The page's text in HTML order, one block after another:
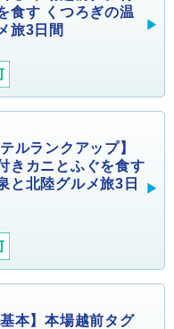
食す くつろぎの温
旅3日間
ルランクアップ】
きカニとふぐを食す
と北陸グルメ旅3日
本】本場越前タグ